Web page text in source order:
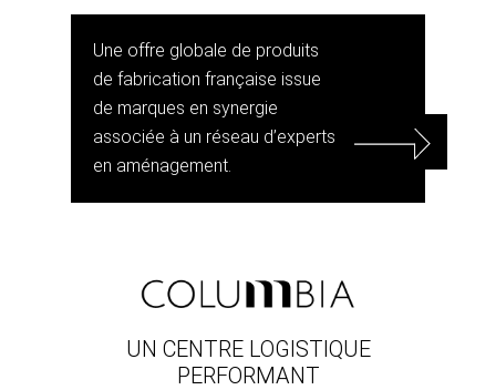
Une offre globale de produits
de fabrication française issue
de marques en synergie
associée à un réseau d’experts
en aménagement.
UN CENTRE LOGISTIQUE
PERFORMANT